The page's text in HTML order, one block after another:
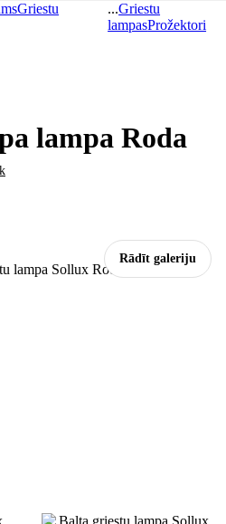
Griestu
...Griestu
lampasProžektori
Rādīt galeriju
lampa Roda